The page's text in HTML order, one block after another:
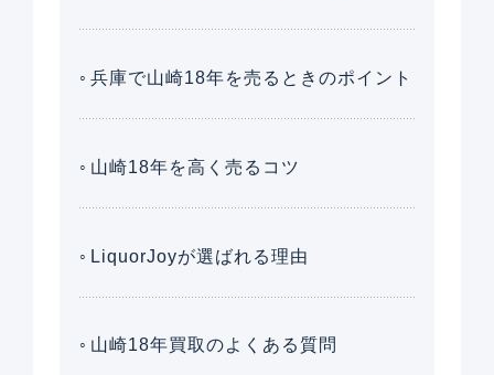
兵庫で山崎18年を売るときのポイント
山崎18年を高く売るコツ
LiquorJoyが選ばれる理由
山崎18年買取のよくある質問